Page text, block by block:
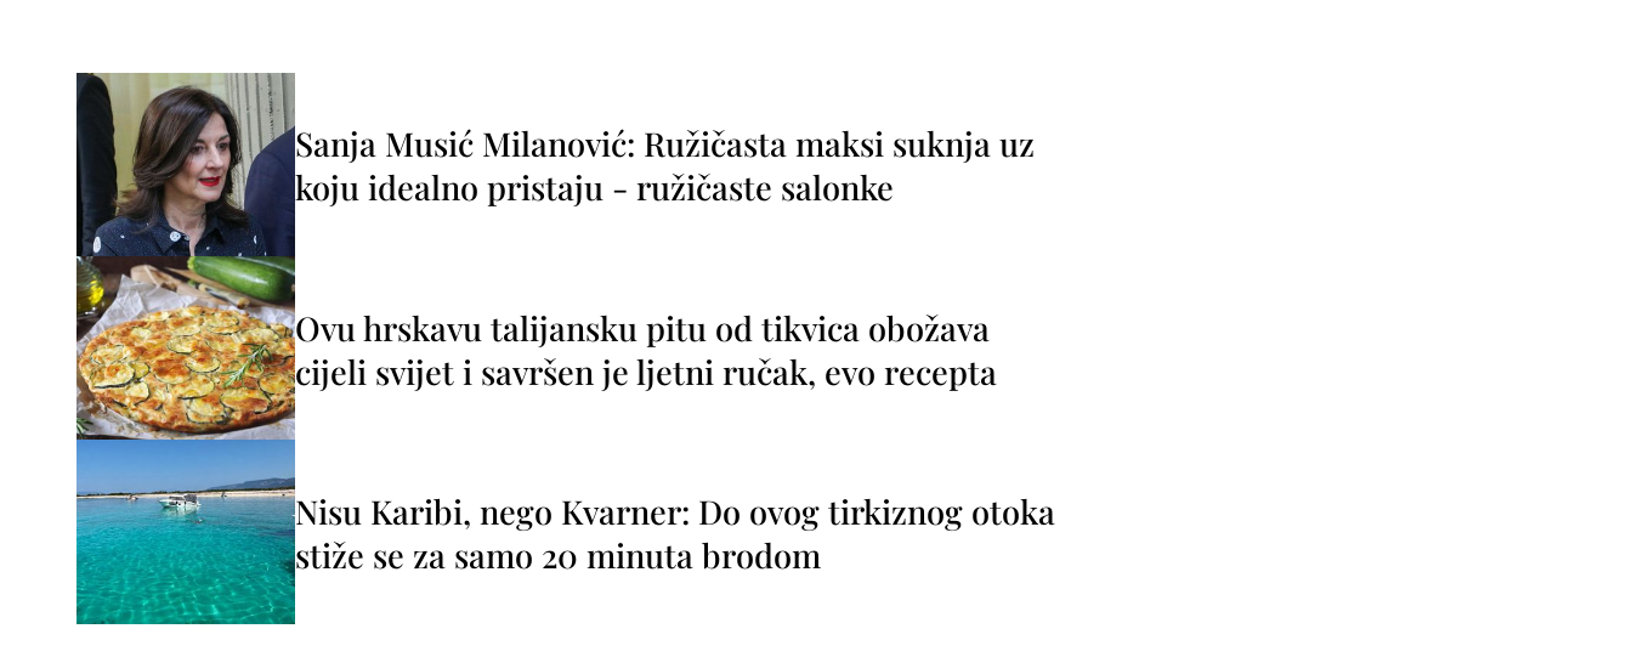
Sanja Musić Milanović: Ružičasta maksi suknja uz
koju idealno pristaju - ružičaste salonke
Ovu hrskavu talijansku pitu od tikvica obožava
cijeli svijet i savršen je ljetni ručak, evo recepta
Nisu Karibi, nego Kvarner: Do ovog tirkiznog otoka
stiže se za samo 20 minuta brodom